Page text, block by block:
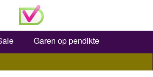
Garen op pendikte